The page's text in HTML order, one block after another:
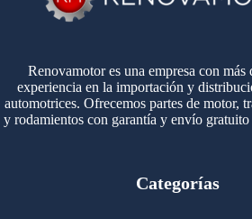
Renovamotor es una empresa con más
experiencia en la importación y
automotrices. Ofrecemos partes de motor,
y rodamientos con garantía y envío
Categorías